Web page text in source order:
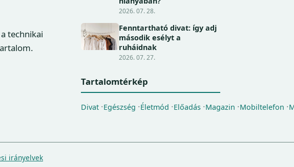
technikai
2026. 07. 28.
Fenntartható divat: így adj
második esélyt a
ruháidnak
2026. 07. 27.
Tartalomtérkép
Divat Egészség Életmód Előadás Magazin Mobiltelefon
irányelvek